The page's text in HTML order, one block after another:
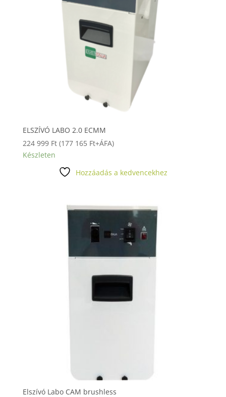
ELSZÍVÓ LABO 2.0 ECMM
224 999 Ft (177 165 Ft+ÁFA)
Készleten
Hozzáadás a kedvencekhez
Elszívó Labo CAM brushless